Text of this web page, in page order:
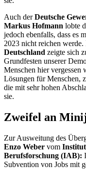
Auch derDeutsche
Markus Hofmann lobte
jedoch ebenfalls, dass es
2023 nicht reichen werde.
Deutschland zeigte sich
Grundfesten unserer
Menschen hier vergessen
Lösungen für Menschen,
die mit sehr hohen
sie.
Zweifel an
Zur Ausweitung des
Enzo Weber vom
Berufsforschung (IAB):
Subvention von Jobs mit